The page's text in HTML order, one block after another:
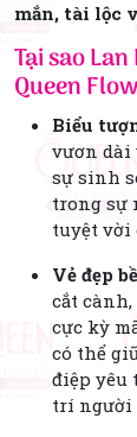
mắn, tài lộc
Tại sao
Queen
Biểu
vươn dài
sự sinh
trong sự
tuyệt vời
Vẻ đẹp
cắt
cực kỳ
có thể
điệp yêu
trí người